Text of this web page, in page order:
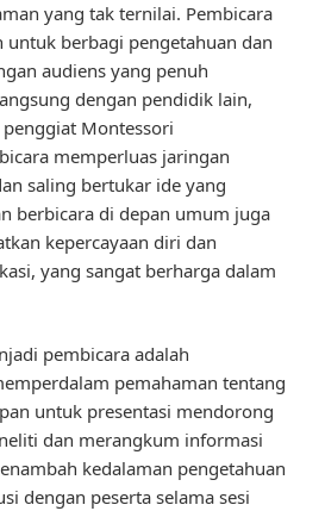
yang tak ternilai. Pembicara
berbagi pengetahuan dan
audiens yang penuh
dengan pendidik lain,
Montessori
memperluas jaringan
saling bertukar ide yang
berbicara di depan umum juga
kepercayaan diri dan
yang sangat berharga dalam
pembicara adalah
pemahaman tentang
untuk presentasi mendorong
dan merangkum informasi
kedalaman pengetahuan
dengan peserta selama sesi